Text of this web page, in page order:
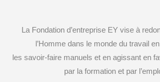
l’article
La Fondation d’entreprise EY vise à
l’Homme dans le monde du travail
les savoir-faire manuels et en agissant en
par la formation et par